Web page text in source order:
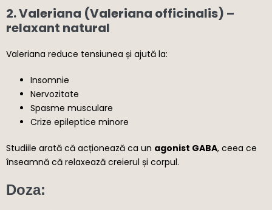
2.Valeriana (Valeriana officinalis) –
relaxant natural
Valeriana reduce tensiunea și ajută la:
Insomnie
Nervozitate
Spasme musculare
Crize epileptice minore
Studiile arată că acționează ca un agonist GABA, ceea ce
înseamnă că relaxează creierul și corpul.
Doza: